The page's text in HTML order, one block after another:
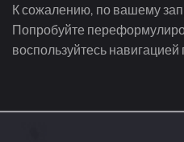
К сожалению, по вашему
Попробуйте
воспользуйтесь навигацией